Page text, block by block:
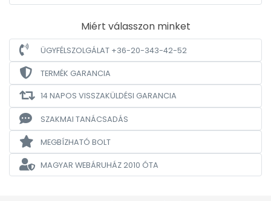
Miért válasszon minket
ÜGYFÉLSZOLGÁLAT +36-20-343-42-52
TERMÉK GARANCIA
14 NAPOS VISSZAKÜLDÉSI GARANCIA
SZAKMAI TANÁCSADÁS
MEGBÍZHATÓ BOLT
MAGYAR WEBÁRUHÁZ2010 ÓTA